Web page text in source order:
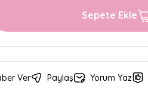
Sepete Ekle
Ver Paylaş Yorum Yaz